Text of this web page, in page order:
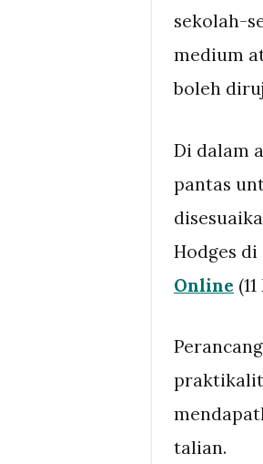
sekolah-
medium
boleh
Di dalam
pantas
Hodges
Online
talian.